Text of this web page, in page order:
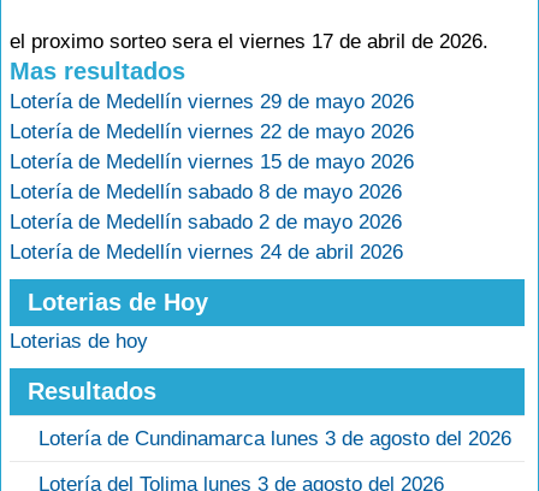
el proximo sorteo sera el viernes 17 de abril de 2026.
Mas resultados
Lotería de Medellín viernes 29 de mayo 2026
Lotería de Medellín viernes 22 de mayo 2026
Lotería de Medellín viernes 15 de mayo 2026
Lotería de Medellín sabado 8 de mayo 2026
Lotería de Medellín sabado 2 de mayo 2026
Lotería de Medellín viernes 24 de abril 2026
Loterias de Hoy
Loterias de hoy
Resultados
Lotería de Cundinamarca lunes 3 de agosto del 2026
Lotería del Tolima lunes 3 de agosto del 2026